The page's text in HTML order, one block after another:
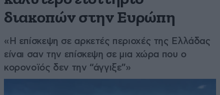
διακοπών στην Ευρώπη
«Η επίσκεψη σε αρκετές περιοχές της Ελλάδας
είναι σαν την επίσκεψη σε μια χώρα που ο
κορονοϊός δεν την “άγγιξε”»